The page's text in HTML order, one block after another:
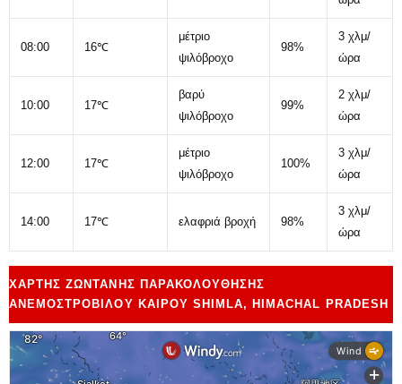
08:00 16℃
μέτριο
ψιλόβροχο
98%
3 χλμ/
ώρα
10:00 17℃
βαρύ
ψιλόβροχο
99%
2 χλμ/
ώρα
12:00 17℃
μέτριο
ψιλόβροχο
100%
3 χλμ/
ώρα
14:00 17℃ ελαφριά βροχή 98%
3 χλμ/
ώρα
ΧΆΡΤΗΣ ΖΩΝΤΑΝΉΣ ΠΑΡΑΚΟΛΟΎΘΗΣΗΣ
ΑΝΕΜΟΣΤΡΌΒΙΛΟΥ ΚΑΙΡΟΎ SHIMLA, HIMACHAL PRADESH